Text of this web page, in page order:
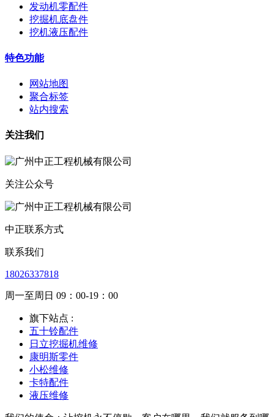
发动机零配件
挖掘机底盘件
挖机液压配件
特色功能
网站地图
聚合标签
站内搜索
关注我们
关注公众号
中正联系方式
联系我们
18026337818
周一至周日 09：00-19：00
旗下站点 :
五十铃配件
日立挖掘机维修
康明斯零件
小松维修
卡特配件
液压维修